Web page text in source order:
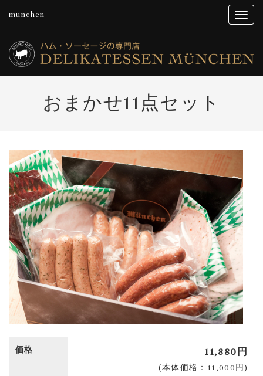
munchen
おまかせ11点セット
価格 11,880円
(本体価格：11,000円)